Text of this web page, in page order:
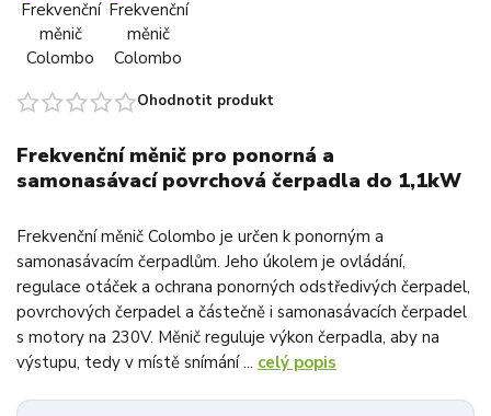
Ohodnotit produkt
Frekvenční měnič pro ponorná a
samonasávací povrchová čerpadla do 1,1kW
Frekvenční měnič Colombo je určen k ponorným a
samonasávacím čerpadlům. Jeho úkolem je ovládání,
regulace otáček a ochrana ponorných odstředivých čerpadel,
povrchových čerpadel a částečně i samonasávacích čerpadel
s motory na 230V. Měnič reguluje výkon čerpadla, aby na
výstupu, tedy v místě snímání ... celý popis